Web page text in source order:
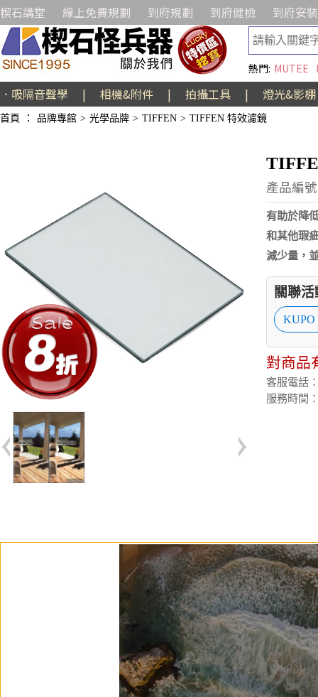
楔石講堂 線上免費規劃 到府規劃 到府健檢 到府安裝
熱門: MUTEE
．吸隔音聲學 | 相機&附件 | 拍攝工具 | 燈光&影棚
首頁 ： 品牌專館 > 光學品牌 > TIFFEN > TIFFEN 特效濾鏡
產品編
有助於降
和其他瑕
減少量，
關聯
KUPO
對商品
客服電話
服務時間